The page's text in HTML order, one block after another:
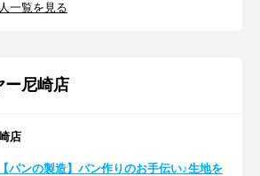
一覧を見る
ー尼崎店
店
【パンの製造】パン作りのお手伝い♪生地を